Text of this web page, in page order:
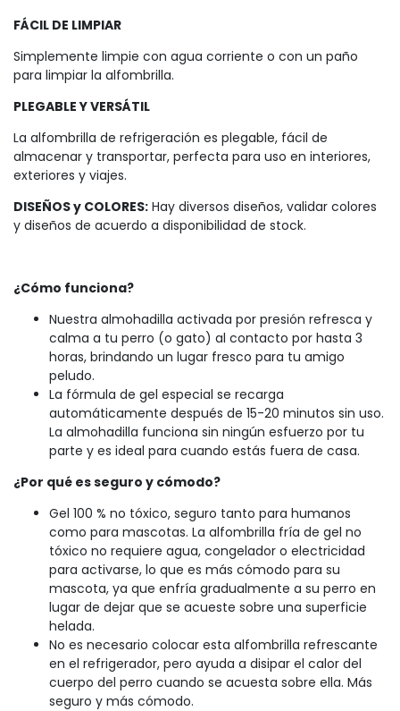
FÁCIL DE LIMPIAR
Simplemente limpie con agua corriente o con un paño
para limpiar la alfombrilla.
PLEGABLE Y VERSÁTIL
La alfombrilla de refrigeración es plegable, fácil de
almacenar y transportar, perfecta para uso en interiores,
exteriores y viajes.
DISEÑOS y COLORES: Hay diversos diseños, validar colores
y diseños de acuerdo a disponibilidad de stock.
¿Cómo funciona?
Nuestra almohadilla activada por presión refresca y
calma a tu perro (o gato) al contacto por hasta 3
horas, brindando un lugar fresco para tu amigo
peludo.
La fórmula de gel especial se recarga
automáticamente después de 15-20 minutos sin uso.
La almohadilla funciona sin ningún esfuerzo por tu
parte y es ideal para cuando estás fuera de casa.
¿Por qué es seguro y cómodo?
Gel 100 % no tóxico, seguro tanto para humanos
como para mascotas. La alfombrilla fría de gel no
tóxico no requiere agua, congelador o electricidad
para activarse, lo que es más cómodo para su
mascota, ya que enfría gradualmente a su perro en
lugar de dejar que se acueste sobre una superficie
helada.
No es necesario colocar esta alfombrilla refrescante
en el refrigerador, pero ayuda a disipar el calor del
cuerpo del perro cuando se acuesta sobre ella. Más
seguro y más cómodo.